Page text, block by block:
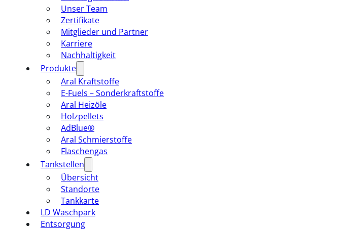
Unser Team
Zertifikate
Mitglieder und Partner
Karriere
Nachhaltigkeit
Produkte
Aral Kraftstoffe
E-Fuels – Sonderkraftstoffe
Aral Heizöle
Holzpellets
AdBlue®
Aral Schmierstoffe
Flaschengas
Tankstellen
Übersicht
Standorte
Tankkarte
LD Waschpark
Entsorgung